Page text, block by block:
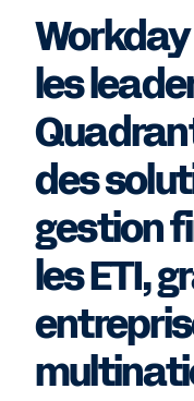
les
des
gestion
les ETI,